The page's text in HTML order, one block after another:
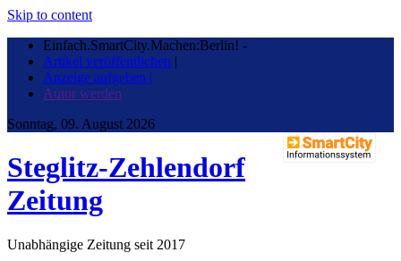
Skip to content
Einfach.SmartCity.Machen:Berlin! -
Artikel veröffentlichen |
Anzeige aufgeben |
Autor werden
Sonntag, 09. August 2026
Steglitz-Zehlendorf
Zeitung
Unabhängige Zeitung seit 2017